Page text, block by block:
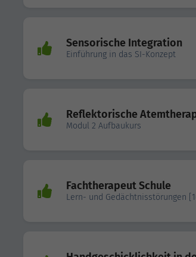
Sensorische Integration
Einführung in das SI-Konzept
Reflektorische
Modul 2 Aufbaukurs
Fachtherapeut Schule
Lern- und Gedächtnisstörungen